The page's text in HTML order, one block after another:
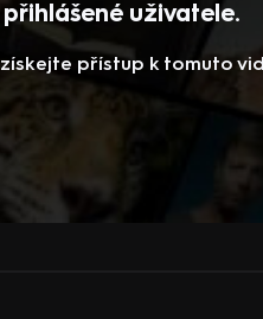
uživatele.
přístup k tomuto